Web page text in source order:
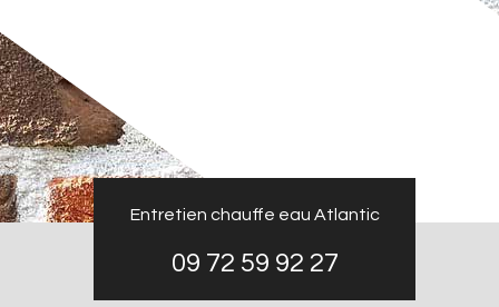
Entretien chauffe eau Atlantic
09 72 59 92 27